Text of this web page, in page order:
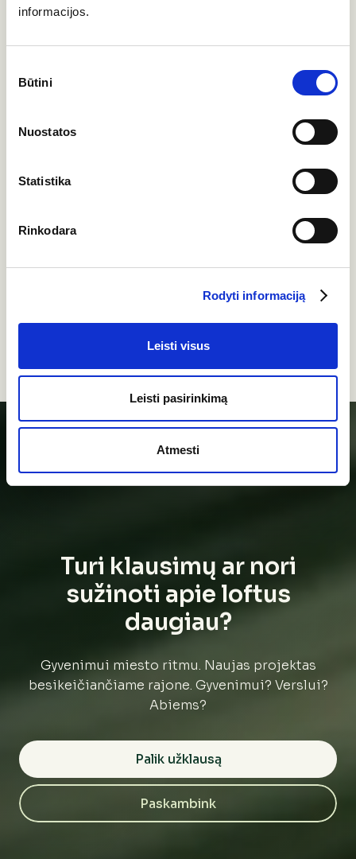
informacijos.
pasirinkimas
Būtini
Nuostatos
Statistika
Rinkodara
Rodyti informaciją
Leisti visus
Leisti pasirinkimą
Atmesti
Turi klausimų ar nori
sužinoti apie loftus
daugiau?
Gyvenimui miesto ritmu. Naujas projektas
besikeičiančiame rajone. Gyvenimui? Verslui?
Abiems?
Palik užklausą
Paskambink